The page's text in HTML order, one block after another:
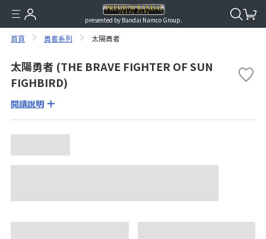
presented by Bandai Namco Group.
首頁 勇者系列 太陽勇者
太陽勇者 (THE BRAVE FIGHTER OF SUN
FIGHBIRD)
閱讀說明